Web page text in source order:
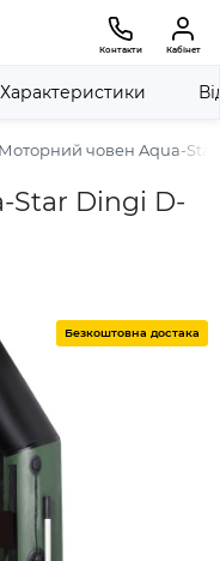
Контакти Кабінет
Моторний човен Aqua-
Star Dingi D-
Характеристики
Безкоштовна достака